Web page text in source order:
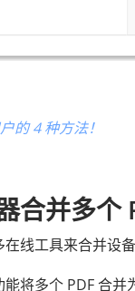
的 4 种方法！
合并多个
线工具来合并设备
将多个 PDF 合